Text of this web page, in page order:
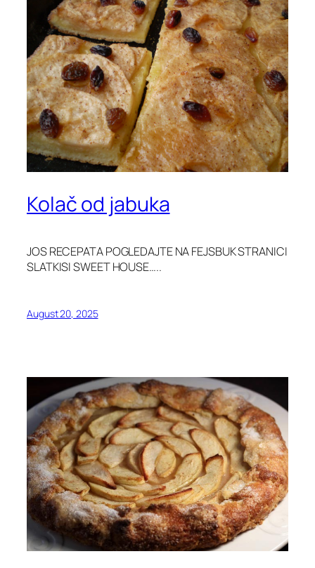
Kolač od jabuka
JOS RECEPATA POGLEDAJTE NA FEJSBUK STRANICI
SLATKISI SWEET HOUSE…..
August 20, 2025